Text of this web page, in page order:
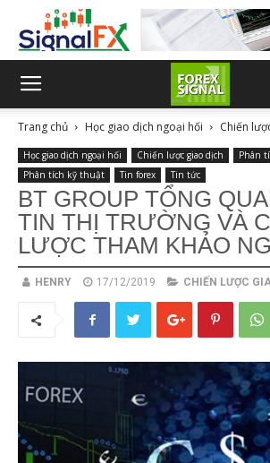
Trang chủ Học giao dịch ngoại hối Chiến
Học giao dịch ngoại hối Chiến lược giao dịch
Phân
Phân tích kỹ thuật
Tin forex Tin tức
BT GROUP TỔNG
TIN THỊ TRƯỜNG VÀ
LƯỢC THAM KHẢO
HENRY 17/12/2019 CHIẾN LƯỢC